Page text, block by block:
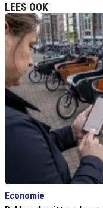
LEES OOK
Economie